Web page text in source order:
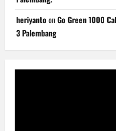
heriyantoonGo Green 1000
3 Palembang